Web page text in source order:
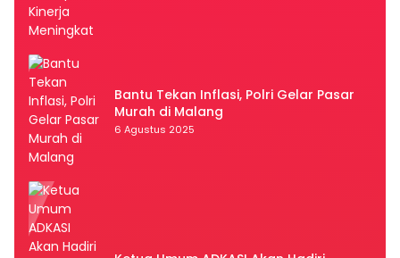
Bantu Tekan Inflasi, Polri Gelar Pasar
Murah di Malang
6 Agustus 2025